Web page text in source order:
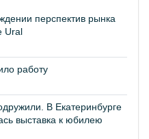
перспектив рынка
Ural
работу
В Екатеринбурге
выставка к юбилею